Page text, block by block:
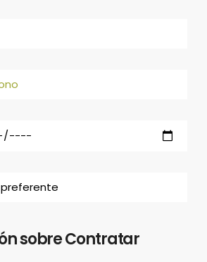
sobre Contratar